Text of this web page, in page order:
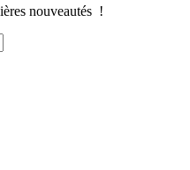
nouveautés !